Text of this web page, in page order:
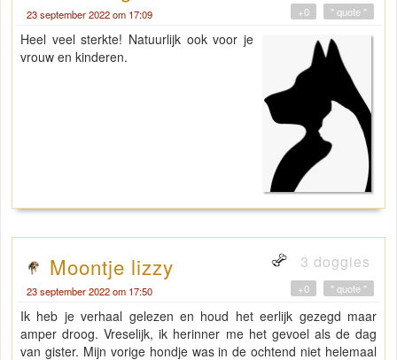
23 september 2022 om 17:09 " quote "
+0
Heel veel sterkte! Natuurlijk ook voor je
vrouw en kinderen.
Moontje lizzy 3 doggies
23 september 2022 om 17:50 " quote "
+0
Ik heb je verhaal gelezen en houd het eerlijk gezegd maar
amper droog. Vreselijk, ik herinner me het gevoel als de dag
van gister. Mijn vorige hondje was in de ochtend niet helemaal